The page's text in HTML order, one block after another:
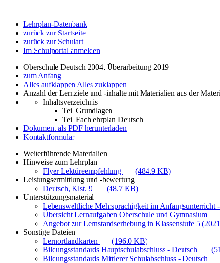
Lehrplan-Datenbank
zurück zur Startseite
zurück zur Schulart
Im Schulportal anmelden
Oberschule Deutsch 2004, Überarbeitung 2019
zum Anfang
Alles aufklappen Alles zuklappen
Anzahl der Lernziele und -inhalte mit Materialien aus der
Inhaltsverzeichnis
Teil Grundlagen
Teil Fachlehrplan Deutsch
Dokument als PDF herunterladen
Kontaktformular
Weiterführende Materialien
Hinweise zum Lehrplan
Flyer Lektüreempfehlung
(484.9 KB)
Leistungsermittlung und -bewertung
Deutsch, Klst. 9
(48.7 KB)
Unterstützungsmaterial
Lebensweltliche Mehrsprachigkeit im Anfangsunterricht
Übersicht Lernaufgaben Oberschule und Gymnasium
Angebot zur Lernstandserhebung in Klassenstufe 5
Sonstige Dateien
Lernortlandkarten
(196.0 KB)
Bildungsstandards Hauptschulabschluss - Deutsch
Bildungsstandards Mittlerer Schulabschluss - Deutsch